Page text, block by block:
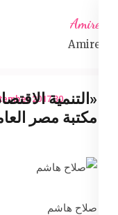
content
Enter)
Amireta
Amireta
30 September 2017
«التنمية
مكتبة مصر
صلاح هاشم